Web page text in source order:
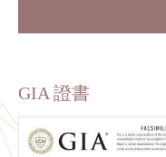
GIA 證書